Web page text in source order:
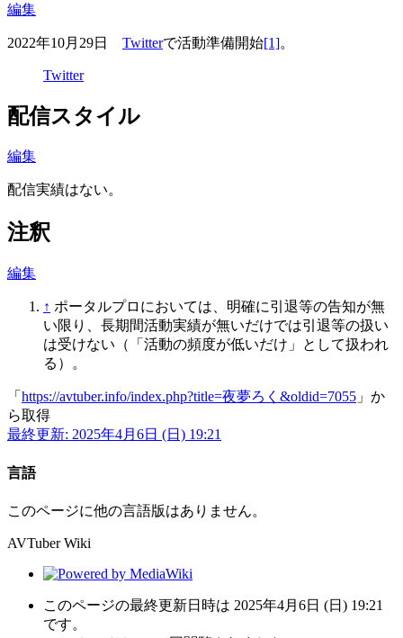
編集
2022年10月29日 Twitterで活動準備開始[1]。‎
Twitter
配信スタイル
編集
配信実績はない。
注釈
編集
↑ ポータルプロにおいては、明確に引退等の告知が無
い限り、長期間活動実績が無いだけでは引退等の扱い
は受けない（「活動の頻度が低いだけ」として扱われ
る）。
「 https://avtuber.info/index.php?title=夜夢ろく&oldid=7055 」か
ら取得
最終更新: 2025年4月6日 (日) 19:21
言語
このページに他の言語版はありません。
AVTuber Wiki
このページの最終更新日時は 2025年4月6日 (日) 19:21
です。